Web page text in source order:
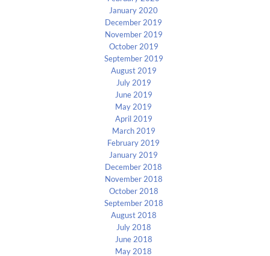
January 2020
December 2019
November 2019
October 2019
September 2019
August 2019
July 2019
June 2019
May 2019
April 2019
March 2019
February 2019
January 2019
December 2018
November 2018
October 2018
September 2018
August 2018
July 2018
June 2018
May 2018